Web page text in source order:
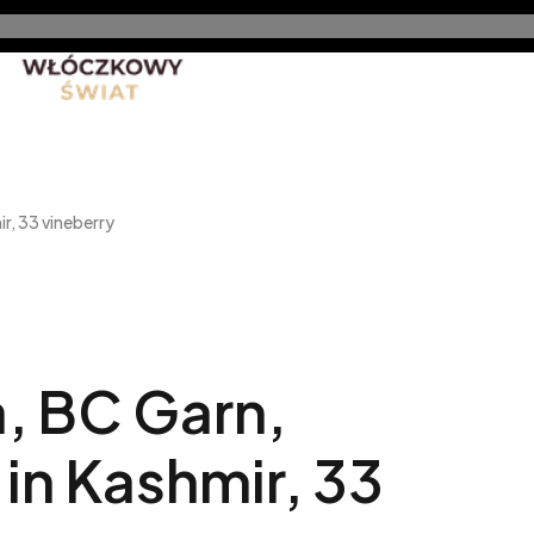
Promocje Nowe produkty
33 vineberry
BC Garn,
Kashmir, 33